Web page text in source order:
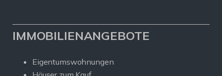
IMMOBILIENANGEBOTE
Eigentumswohnungen